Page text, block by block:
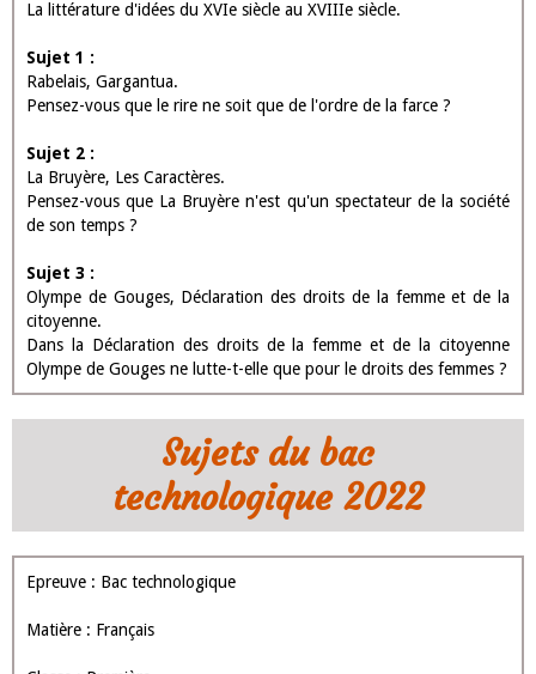
La littérature d'idées du XVIe siècle au XVIIIe siècle.
Sujet 1 :
Rabelais, Gargantua.
Pensez-vous que le rire ne soit que de l'ordre de la farce ?
Sujet 2 :
La Bruyère, Les Caractères.
Pensez-vous que La Bruyère n'est qu'un spectateur de la société
de son temps ?
Sujet 3 :
Olympe de Gouges, Déclaration des droits de la femme et de la
citoyenne.
Dans la Déclaration des droits de la femme et de la citoyenne
Olympe de Gouges ne lutte-t-elle que pour le droits des femmes ?
Sujets du bac
technologique 2022
Epreuve : Bac technologique
Matière : Français